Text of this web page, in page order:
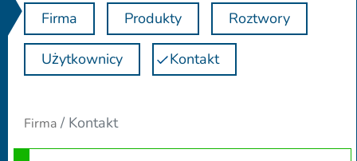
Firma Produkty Roztwory
Użytkownicy Kontakt
Firma Kontakt